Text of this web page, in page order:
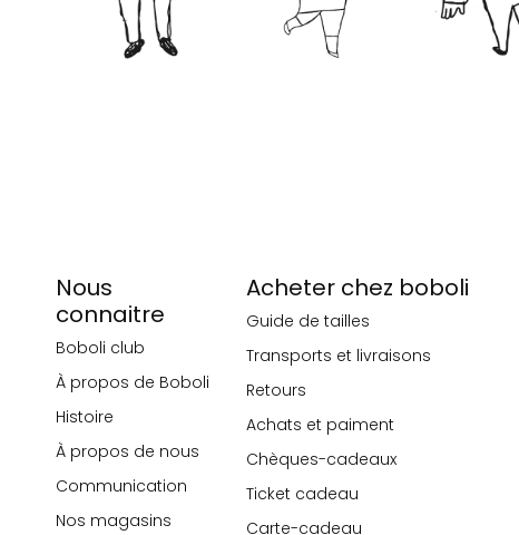
Nous
connaitre
Boboli club
À propos de Boboli
Histoire
À propos de nous
Communication
Nos magasins
Acheter chez boboli
Guide de tailles
Transports et livraisons
Retours
Achats et paiment
Chèques-cadeaux
Ticket cadeau
Carte-cadeau